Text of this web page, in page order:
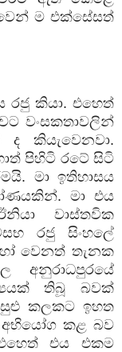
ම එක්සේසත්
රජු කියා. එහෙත්
වංසකතාවලින්
කියැවෙනවා.
පිහිටි රටේ සිටි
මා ඉතිහාසය
මා එය
වාස්තවික
රජු සිංහලේ
වෙනත් තැනක
අනුරාධපුරයේ
තිබූ බවක්
සුළු කලකට ඉහත
අභියෝග කළ බව
එය එකම